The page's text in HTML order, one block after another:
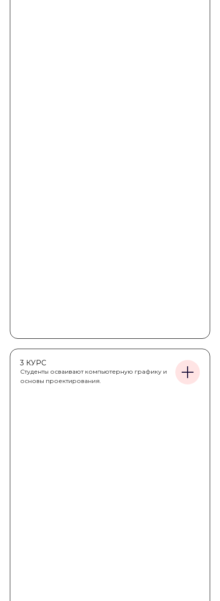
3 КУРС
Студенты осваивают компьютерную графику и
основы проектирования.